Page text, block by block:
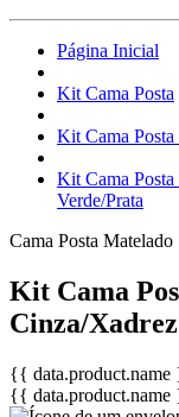
Página Inicial
Kit Cama Posta
Kit Cama Posta
Kit Cama Posta
Verde/Prata
Cama Posta Matelado
Kit Cama
Cinza/
{{
{{